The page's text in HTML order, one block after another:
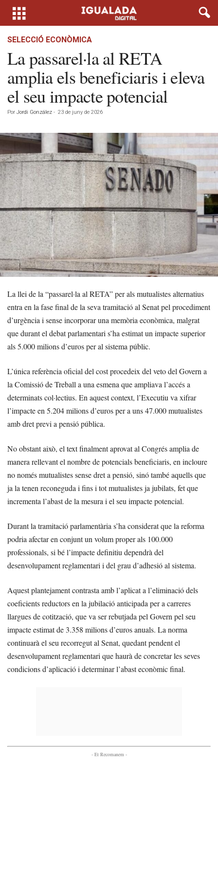
SELECCIÓ ECONÒMICA
La passarel·la al RETA
amplia els beneficiaris i eleva
el seu impacte potencial
Por Jordi González - 23 de juny de 2026
La llei de la “passarel·la al RETA” per als mutualistes alternatius
entra en la fase final de la seva tramitació al Senat pel procediment
d’urgència i sense incorporar una memòria econòmica, malgrat
que durant el debat parlamentari s’ha estimat un impacte superior
als 5.000 milions d’euros per al sistema públic.
L’única referència oficial del cost procedeix del veto del Govern a
la Comissió de Treball a una esmena que ampliava l’accés a
determinats col·lectius. En aquest context, l’Executiu va xifrar
l’impacte en 5.204 milions d’euros per a uns 47.000 mutualistes
amb dret previ a pensió pública.
No obstant això, el text finalment aprovat al Congrés amplia de
manera rellevant el nombre de potencials beneficiaris, en incloure
no només mutualistes sense dret a pensió, sinó també aquells que
ja la tenen reconeguda i fins i tot mutualistes ja jubilats, fet que
incrementa l’abast de la mesura i el seu impacte potencial.
Durant la tramitació parlamentària s’ha considerat que la reforma
podria afectar en conjunt un volum proper als 100.000
professionals, si bé l’impacte definitiu dependrà del
desenvolupament reglamentari i del grau d’adhesió al sistema.
Aquest plantejament contrasta amb l’aplicat a l’eliminació dels
coeficients reductors en la jubilació anticipada per a carreres
llargues de cotització, que va ser rebutjada pel Govern pel seu
impacte estimat de 3.358 milions d’euros anuals. La norma
continuarà el seu recorregut al Senat, quedant pendent el
desenvolupament reglamentari que haurà de concretar les seves
condicions d’aplicació i determinar l’abast econòmic final.
- Et Recomanem -